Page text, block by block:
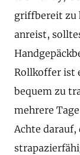
griffbereit zu
anreist,
Rollkoffer ist
bequem zu
mehrere
Achte darauf,